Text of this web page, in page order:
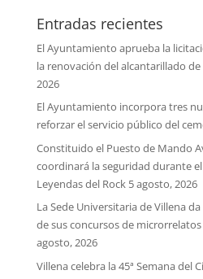
Entradas recientes
El Ayuntamiento aprueba la
la renovación del alcantarillado de
2026
El Ayuntamiento incorpora tres
reforzar el servicio público del
Constituido el Puesto de Mando
coordinará la seguridad durante
Leyendas del Rock 5 agosto, 2026
La Sede Universitaria de Villena
de sus concursos de
agosto, 2026
Villena celebra la 45ª Semana del